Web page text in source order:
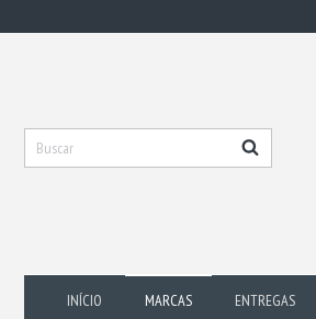
INÍCIO MARCAS ENTREGAS